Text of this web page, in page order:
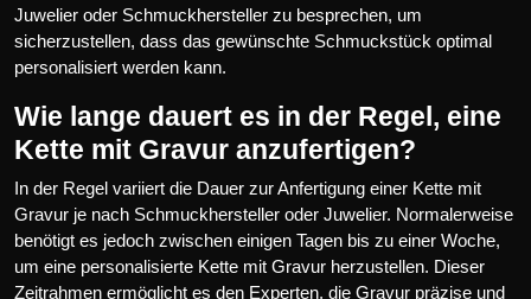
Juwelier oder Schmuckhersteller zu besprechen, um
sicherzustellen, dass das gewünschte Schmuckstück optimal
personalisiert werden kann.
Wie lange dauert es in der Regel, eine
Kette mit Gravur anzufertigen?
In der Regel variiert die Dauer zur Anfertigung einer Kette mit
Gravur je nach Schmuckhersteller oder Juwelier. Normalerweise
benötigt es jedoch zwischen einigen Tagen bis zu einer Woche,
um eine personalisierte Kette mit Gravur herzustellen. Dieser
Zeitrahmen ermöglicht es den Experten, die Gravur präzise und